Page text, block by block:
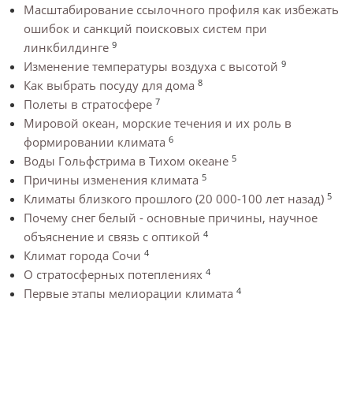
Масштабирование ссылочного профиля как избежать
ошибок и санкций поисковых систем при
линкбилдинге 9
Изменение температуры воздуха с высотой 9
Как выбрать посуду для дома 8
Полеты в стратосфере 7
Мировой океан, морские течения и их роль в
формировании климата 6
Воды Гольфстрима в Тихом океане 5
Причины изменения климата 5
Климаты близкого прошлого (20 000-100 лет назад) 5
Почему снег белый - основные причины, научное
объяснение и связь с оптикой 4
Климат города Сочи 4
О стратосферных потеплениях 4
Первые этапы мелиорации климата 4